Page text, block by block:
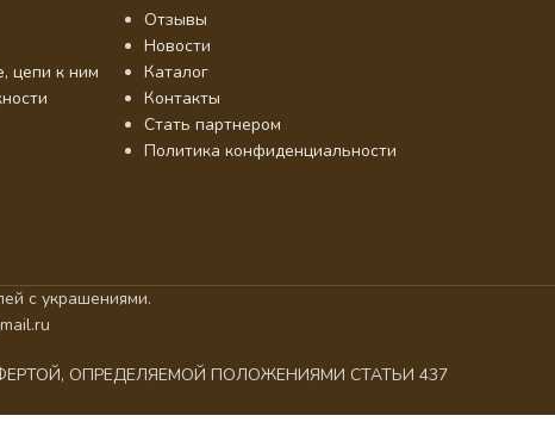
цепи к ним
Отзывы
Новости
Каталог
Контакты
Стать партнером
Политика конфиденциальности
с украшениями.
ОПРЕДЕЛЯЕМОЙ ПОЛОЖЕНИЯМИ СТАТЬИ 437